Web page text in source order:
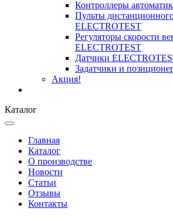
Контроллеры
Пульты
ELECTROTEST
Регуляторы скорости
ELECTROTEST
Датчики
Задатчики и
Акция!
Каталог
Главная
Каталог
О производстве
Новости
Статьи
Отзывы
Контакты